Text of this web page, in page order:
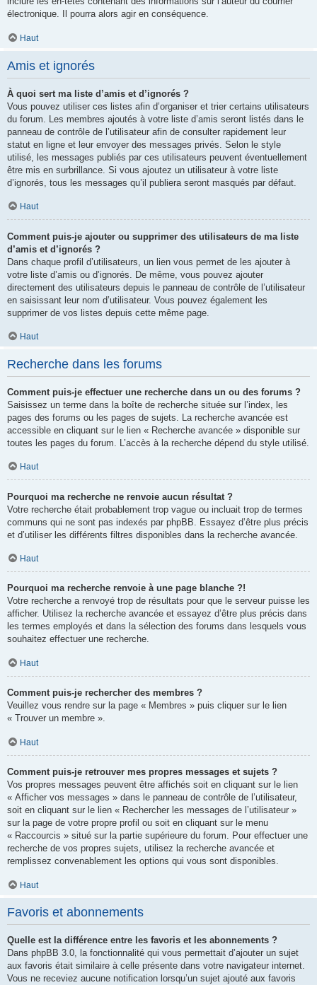
électronique. Il pourra alors agir en conséquence.
Haut
Amis et ignorés
À quoi sert ma liste d’amis et d’ignorés ?
Vous pouvez utiliser ces listes afin d’organiser et trier certains utilisateurs
du forum. Les membres ajoutés à votre liste d’amis seront listés dans le
panneau de contrôle de l’utilisateur afin de consulter rapidement leur
statut en ligne et leur envoyer des messages privés. Selon le style
utilisé, les messages publiés par ces utilisateurs peuvent éventuellement
être mis en surbrillance. Si vous ajoutez un utilisateur à votre liste
d’ignorés, tous les messages qu’il publiera seront masqués par défaut.
Haut
Comment puis-je ajouter ou supprimer des utilisateurs de ma liste
d’amis et d’ignorés ?
Dans chaque profil d’utilisateurs, un lien vous permet de les ajouter à
votre liste d’amis ou d’ignorés. De même, vous pouvez ajouter
directement des utilisateurs depuis le panneau de contrôle de l’utilisateur
en saisissant leur nom d’utilisateur. Vous pouvez également les
supprimer de vos listes depuis cette même page.
Haut
Recherche dans les forums
Comment puis-je effectuer une recherche dans un ou des forums ?
Saisissez un terme dans la boîte de recherche située sur l’index, les
pages des forums ou les pages de sujets. La recherche avancée est
accessible en cliquant sur le lien « Recherche avancée » disponible sur
toutes les pages du forum. L’accès à la recherche dépend du style utilisé.
Haut
Pourquoi ma recherche ne renvoie aucun résultat ?
Votre recherche était probablement trop vague ou incluait trop de termes
communs qui ne sont pas indexés par phpBB. Essayez d’être plus précis
et d’utiliser les différents filtres disponibles dans la recherche avancée.
Haut
Pourquoi ma recherche renvoie à une page blanche ?!
Votre recherche a renvoyé trop de résultats pour que le serveur puisse les
afficher. Utilisez la recherche avancée et essayez d’être plus précis dans
les termes employés et dans la sélection des forums dans lesquels vous
souhaitez effectuer une recherche.
Haut
Comment puis-je rechercher des membres ?
Veuillez vous rendre sur la page « Membres » puis cliquer sur le lien
« Trouver un membre ».
Haut
Comment puis-je retrouver mes propres messages et sujets ?
Vos propres messages peuvent être affichés soit en cliquant sur le lien
« Afficher vos messages » dans le panneau de contrôle de l’utilisateur,
soit en cliquant sur le lien « Rechercher les messages de l’utilisateur »
sur la page de votre propre profil ou soit en cliquant sur le menu
« Raccourcis » situé sur la partie supérieure du forum. Pour effectuer une
recherche de vos propres sujets, utilisez la recherche avancée et
remplissez convenablement les options qui vous sont disponibles.
Haut
Favoris et abonnements
Quelle est la différence entre les favoris et les abonnements ?
Dans phpBB 3.0, la fonctionnalité qui vous permettait d’ajouter un sujet
aux favoris était similaire à celle présente dans votre navigateur internet.
Vous ne receviez aucune notification lorsqu’un sujet ajouté aux favoris